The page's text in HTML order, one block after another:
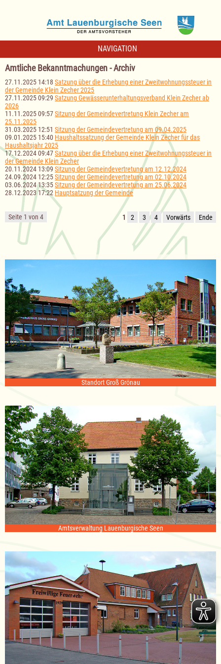
NAVIGATION
Amtliche Bekanntmachungen - Archiv
27.11.2025 14:18 Satzung über die Erhebung einer Zweitwohnungssteuer in
der Gemeinde Klein Zecher 2025
27.11.2025 09:29 Satzung Gewässerunterhaltungsverband Klein Zecher ab
2026
11.11.2025 09:57Sitzung der Gemeindevertretung Klein Zecher am
25.11.2025
31.03.2025 12:51 Sitzung der Gemeindevertretung am 09.04.2025
09.01.2025 15:40 Haushaltssatzung der Gemeinde Klein Zecher für das
Haushaltsjahr 2025
17.12.2024 09:47Satzung über die Erhebung einer Zweitwohnungssteuer in
der Gemeinde Klein Zecher
20.11.2024 13:09 Sitzung der Gemeindevertretung am 12.12.2024
24.09.2024 12:25Sitzung der Gemeindevertretung am 02.10.2024
03.06.2024 13:35Sitzung der Gemeindevertretung am 25.06.2024
28.12.2023 17:22 Hauptsatzung der Gemeinde
Seite 1 von 4 1 2 3 4 Vorwärts Ende
Standort Groß Grönau
Amtsverwaltung Lauenburgische Seen